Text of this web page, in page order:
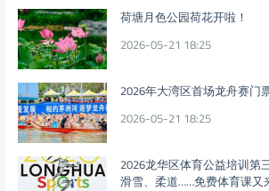
荷塘月色公园荷花开啦！
2026-05-21 18:25
2026年大湾区首场龙舟赛门
2026-05-21 18:25
2026龙华区体育公益培训第
滑雪、柔道……免费体育课又